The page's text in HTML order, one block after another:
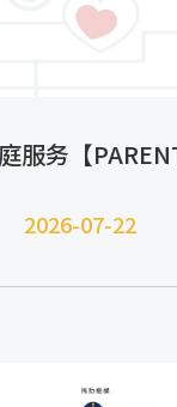
服务【
2026-07-22